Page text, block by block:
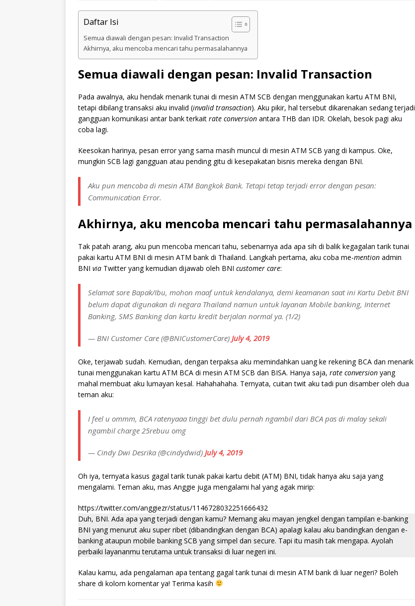
Daftar Isi
Semua diawali dengan pesan: Invalid Transaction
Akhirnya, aku mencoba mencari tahu permasalahannya
Semua diawali dengan pesan: Invalid Transaction
Pada awalnya, aku hendak menarik tunai di mesin ATM SCB dengan menggunakan kartu ATM BNI,
tetapi dibilang transaksi aku invalid (invalid transaction). Aku pikir, hal tersebut dikarenakan sedang terjadi
gangguan komunikasi antar bank terkait rate conversion antara THB dan IDR. Okelah, besok pagi aku
coba lagi.
Keesokan harinya, pesan error yang sama masih muncul di mesin ATM SCB yang di kampus. Oke,
mungkin SCB lagi gangguan atau pending gitu di kesepakatan bisnis mereka dengan BNI.
Aku pun mencoba di mesin ATM Bangkok Bank. Tetapi tetap terjadi error dengan pesan:
Communication Error.
Akhirnya, aku mencoba mencari tahu permasalahannya
Tak patah arang, aku pun mencoba mencari tahu, sebenarnya ada apa sih di balik kegagalan tarik tunai
pakai kartu ATM BNI di mesin ATM bank di Thailand. Langkah pertama, aku coba me-mention admin
BNI via Twitter yang kemudian dijawab oleh BNI customer care:
Selamat sore Bapak/Ibu, mohon maaf untuk kendalanya, demi keamanan saat ini Kartu Debit BNI
belum dapat digunakan di negara Thailand namun untuk layanan Mobile banking, Internet
Banking, SMS Banking dan kartu kredit berjalan normal ya. (1/2)
— BNI Customer Care (@BNICustomerCare) July 4, 2019
Oke, terjawab sudah. Kemudian, dengan terpaksa aku memindahkan uang ke rekening BCA dan menarik
tunai menggunakan kartu ATM BCA di mesin ATM SCB dan BISA. Hanya saja, rate conversion yang
mahal membuat aku lumayan kesal. Hahahahaha. Ternyata, cuitan twit aku tadi pun disamber oleh dua
teman aku:
I feel u ommm, BCA ratenyaaa tinggi bet dulu pernah ngambil dari BCA pas di malay sekali
ngambil charge 25rebuu omg
— Cindy Dwi Desrika (@cindydwid) July 4, 2019
Oh iya, ternyata kasus gagal tarik tunak pakai kartu debit (ATM) BNI, tidak hanya aku saja yang
mengalami. Teman aku, mas Anggie juga mengalami hal yang agak mirip:
https://twitter.com/anggiezr/status/1146728032251666432
Duh, BNI. Ada apa yang terjadi dengan kamu? Memang aku mayan jengkel dengan tampilan e-banking
BNI yang menurut aku super ribet (dibandingkan dengan BCA) apalagi kalau aku bandingkan dengan e-
banking ataupun mobile banking SCB yang simpel dan secure. Tapi itu masih tak mengapa. Ayolah
perbaiki layananmu terutama untuk transaksi di luar negeri ini.
Kalau kamu, ada pengalaman apa tentang gagal tarik tunai di mesin ATM bank di luar negeri? Boleh
share di kolom komentar ya! Terima kasih